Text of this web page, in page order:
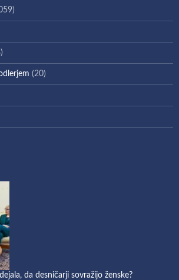
(20)
da desničarji sovražijo ženske?